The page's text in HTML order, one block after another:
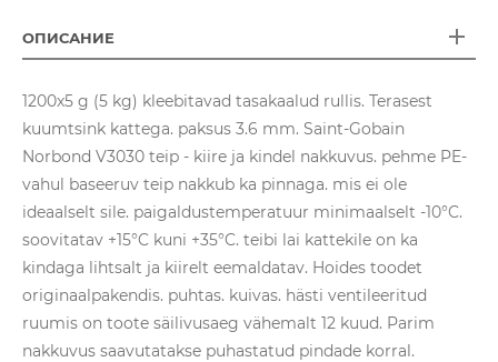
ОПИСАНИЕ
1200x5 g (5 kg) kleebitavad tasakaalud rullis. Terasest
kuumtsink kattega. paksus 3.6 mm. Saint-Gobain
Norbond V3030 teip - kiire ja kindel nakkuvus. pehme PE-
vahul baseeruv teip nakkub ka pinnaga. mis ei ole
ideaalselt sile. paigaldustemperatuur minimaalselt -10°C.
soovitatav +15°C kuni +35°C. teibi lai kattekile on ka
kindaga lihtsalt ja kiirelt eemaldatav. Hoides toodet
originaalpakendis. puhtas. kuivas. hästi ventileeritud
ruumis on toote säilivusaeg vähemalt 12 kuud. Parim
nakkuvus saavutatakse puhastatud pindade korral.